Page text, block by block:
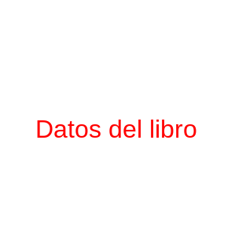
Datos del libro